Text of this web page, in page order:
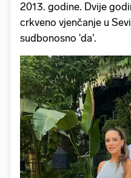
2013. godine. Dvije
crkveno vjenčanje u
sudbonosno 'da'.